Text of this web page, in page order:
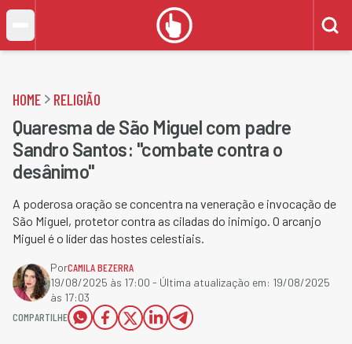
HOME RELIGIÃO
Quaresma de São Miguel com padre
Sandro Santos: "combate contra o
desânimo"
A poderosa oração se concentra na veneração e invocação de
São Miguel, protetor contra as ciladas do inimigo. O arcanjo
Miguel é o líder das hostes celestiais.
PorCAMILA BEZERRA
19/08/2025 às 17:00 - Última atualização em: 19/08/2025
às 17:03
COMPARTILHE